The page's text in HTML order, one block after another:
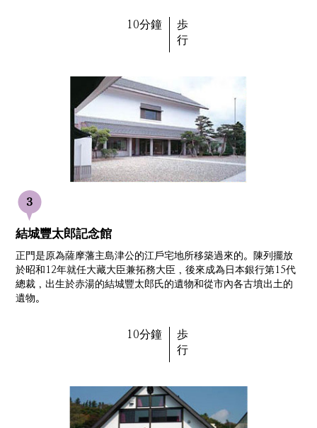
10分鐘
歩
行
結城豐太郎記念館
正門是原為薩摩藩主島津公的江戶宅地所移築過來的。陳列擺放
於昭和12年就任大藏大臣兼拓務大臣，後來成為日本銀行第15代
總裁，出生於赤湯的結城豐太郎氏的遺物和從市內各古墳出土的
遺物。
10分鐘
歩
行